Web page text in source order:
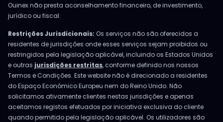
Ouinex não presta aconselhamento financeiro, de investimento,
jurídico ou fiscal.
Restrições Jurisdicionais: Os serviços não são oferecidos a
residentes de jurisdições onde esses serviços sejam proibidos ou
restringidos pela legislação aplicável, incluindo os Estados Unidos
e outras jurisdições restritas, conforme definido nos nossos
Termos e Condições. Este website não é direcionado a residentes
do Espaço Económico Europeu nem do Reino Unido. Não
solicitamos ativamente clientes nestas jurisdições e apenas
aceitamos registos efetuados por iniciativa exclusiva do cliente
quando permitido pela legislação aplicável. Os utilizadores são